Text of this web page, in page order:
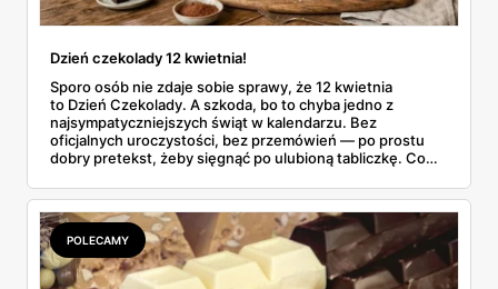
Dzień czekolady 12 kwietnia!
Sporo osób nie zdaje sobie sprawy, że 12 kwietnia
to Dzień Czekolady. A szkoda, bo to chyba jedno z
najsympatyczniejszych świąt w kalendarzu. Bez
oficjalnych uroczystości, bez przemówień — po prostu
dobry pretekst, żeby sięgnąć po ulubioną tabliczkę. Co
i szuka czegoś ciekawszego niż standardowa czekolada z
kiosku. No i trudno się dziwić.
POLECAMY